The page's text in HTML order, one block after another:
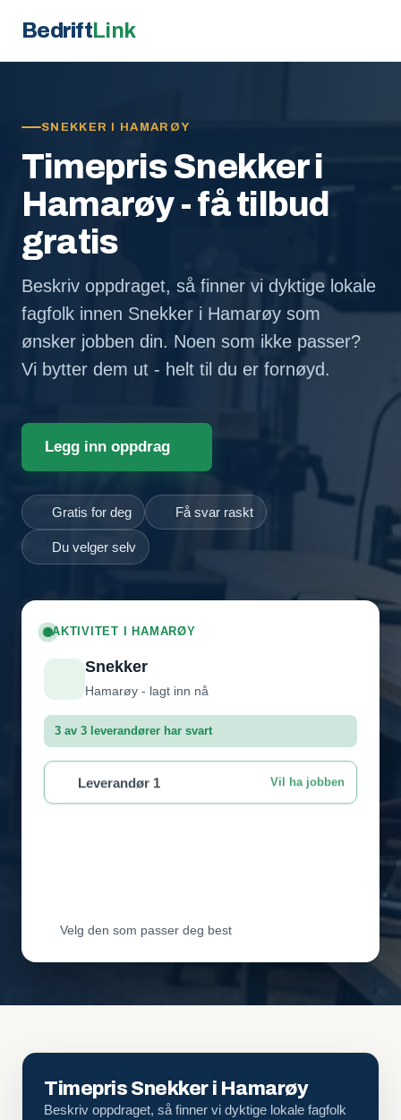
BedriftLink
SNEKKER I HAMARØY
Timepris Snekker i
Hamarøy - få tilbud
gratis
Beskriv oppdraget, så finner vi dyktige lokale
fagfolk innen Snekker i Hamarøy som
ønsker jobben din. Noen som ikke passer?
Vi bytter dem ut - helt til du er fornøyd.
Legg inn oppdrag
Gratis for deg Få svar raskt
Du velger selv
AKTIVITET I HAMARØY
Snekker
Hamarøy - lagt inn nå
3 av 3 leverandører har svart
Leverandør 1 Vil ha jobben
Velg den som passer deg best
Timepris Snekker i Hamarøy
Beskriv oppdraget, så finner vi dyktige lokale fagfolk